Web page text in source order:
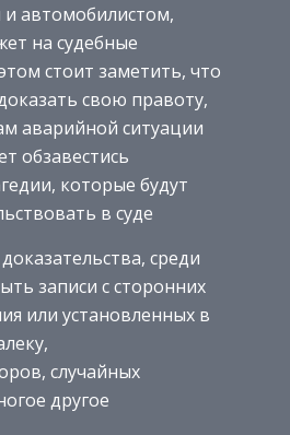
и автомобилистом,
на судебные
стоит заметить, что
свою правоту,
аварийной ситуации
обзавестись
которые будут
в суде
среди
записи с сторонних
или установленных в
случайных
другое